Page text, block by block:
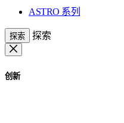
ASTRO 系列
探索 探索
创新